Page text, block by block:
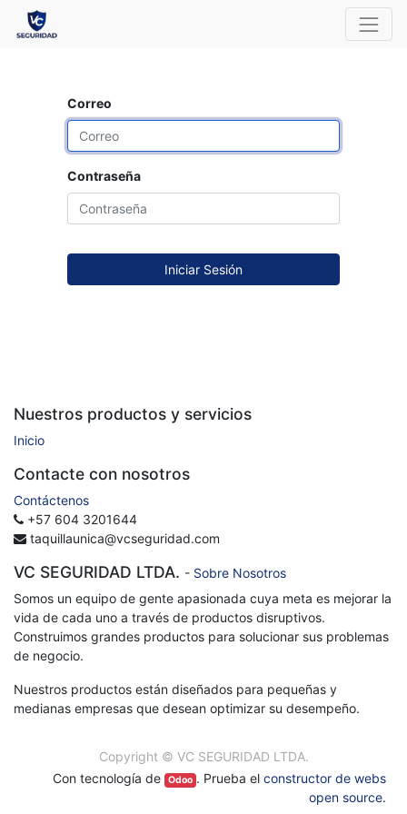
Correo
Contraseña
Iniciar Sesión
Nuestros productos y servicios
Inicio
Contacte con nosotros
Contáctenos
+57 604 3201644
taquillaunica@vcseguridad.com
VC SEGURIDAD LTDA. - Sobre Nosotros
Somos un equipo de gente apasionada cuya meta es mejorar la
vida de cada uno a través de productos disruptivos.
Construimos grandes productos para solucionar sus problemas
de negocio.
Nuestros productos están diseñados para pequeñas y
medianas empresas que desean optimizar su desempeño.
Copyright © VC SEGURIDAD LTDA.
Con tecnología de
Odoo . Prueba el constructor de webs
open source.